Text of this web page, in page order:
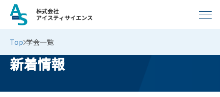
Top 学会一覧
新着情報